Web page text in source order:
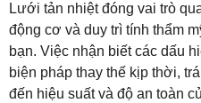
Lưới tản nhiệt đóng vai trò
động cơ và duy trì tính thẩm
bạn. Việc nhận biết các dấu
biện pháp thay thế kịp thời,
đến hiệu suất và độ an toàn